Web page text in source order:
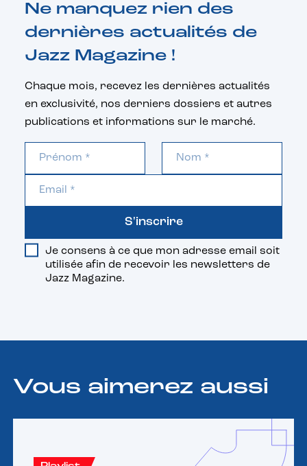
Ne manquez rien des
dernières actualités de
Jazz Magazine !
Chaque mois, recevez les dernières actualités
en exclusivité, nos derniers dossiers et autres
publications et informations sur le marché.
Je consens à ce que mon adresse email soit
utilisée afin de recevoir les newsletters de
Jazz Magazine.
S'inscrire
Vous aimerez aussi